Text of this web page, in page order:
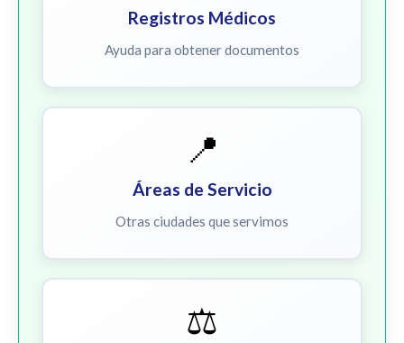
Registros Médicos
Ayuda para obtener documentos
📍
Áreas de Servicio
Otras ciudades que servimos
⚖️